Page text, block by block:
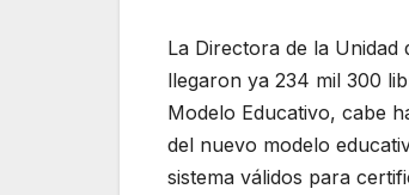
La Directora de la Unidad
llegaron ya 234 mil 300
Modelo Educativo, cabe
del nuevo modelo
sistema válidos para